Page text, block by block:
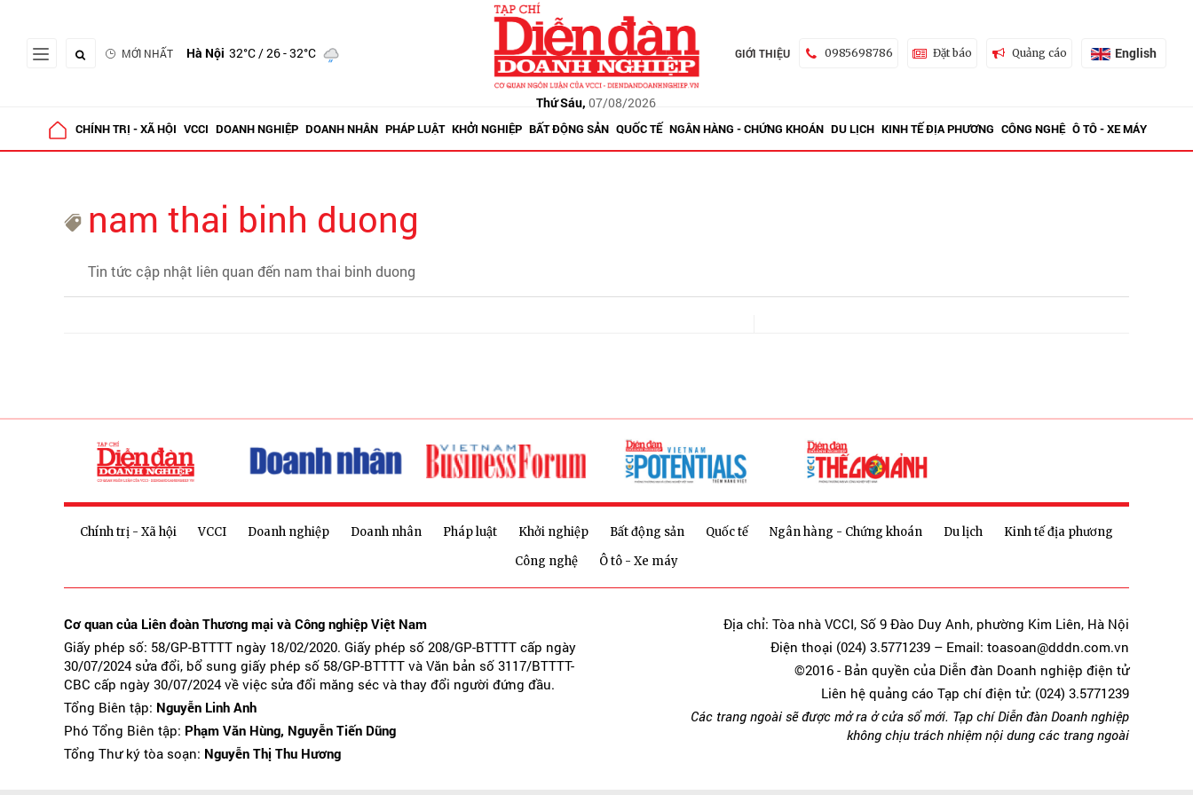
MỚI NHẤT Hà Nội 32°C/ 26 - 32°C
Thứ Sáu, 07/08/2026
GIỚI THIỆU 0985698786 Đặt báo Quảng cáo English
CHÍNH TRỊ - XÃ HỘI VCCI DOANH NGHIỆP DOANH NHÂN PHÁP LUẬT KHỞI NGHIỆP BẤT ĐỘNG SẢN QUỐC TẾ NGÂN HÀNG - CHỨNG KHOÁN DU LỊCH KINH TẾ ĐỊA PHƯƠNG CÔNG NGHỆ Ô TÔ - XE MÁY
nam thai binh duong
Tin tức cập nhật liên quan đến nam thai binh duong
Chính trị - Xã hội VCCI Doanh nghiệp Doanh nhân Pháp luật Khởi nghiệp Bất động sản Quốc tế Ngân hàng - Chứng khoán Du lịch
Kinh tế địa phương
Công nghệ
Ô tô - Xe máy
Cơ quan của Liên đoàn Thương mại và Công nghiệp Việt Nam
Giấy phép số: 58/GP-BTTTT ngày 18/02/2020. Giấy phép số 208/GP-BTTTT cấp ngày
30/07/2024 sửa đổi, bổ sung giấy phép số 58/GP-BTTTT và Văn bản số 3117/BTTTT-
CBC cấp ngày 30/07/2024 về việc sửa đổi măng séc và thay đổi người đứng đầu.
Tổng Biên tập: Nguyễn Linh Anh
Phó Tổng Biên tập: Phạm Văn Hùng, Nguyễn Tiến Dũng
Tổng Thư ký tòa soạn: Nguyễn Thị Thu Hương
Địa chỉ: Tòa nhà VCCI, Số 9 Đào Duy Anh, phường Kim Liên, Hà Nội
Điện thoại (024) 3.5771239 – Email: toasoan@dddn.com.vn
©2016 - Bản quyền của Diễn đàn Doanh nghiệp điện tử
Liên hệ quảng cáo Tạp chí điện tử: (024) 3.5771239
Các trang ngoài sẽ được mở ra ở cửa sổ mới. Tạp chí Diễn đàn Doanh nghiệp
không chịu trách nhiệm nội dung các trang ngoài